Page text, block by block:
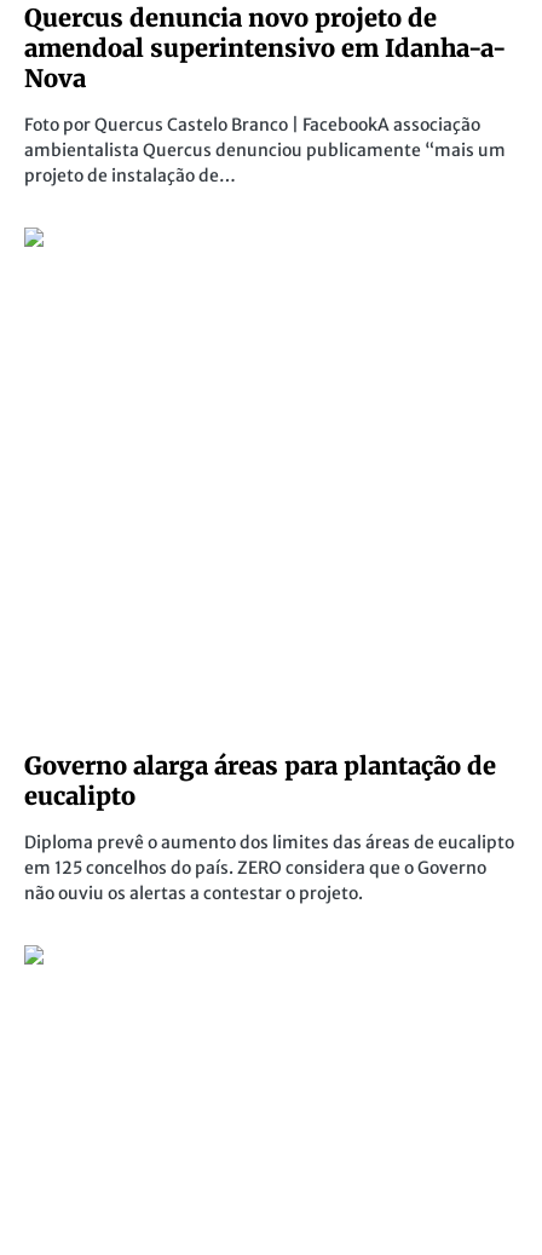
Quercus denuncia novo projeto de
amendoal superintensivo em Idanha-a-
Nova
Foto por Quercus Castelo Branco | FacebookA associação
ambientalista Quercus denunciou publicamente “mais um
projeto de instalação de…
Governo alarga áreas para plantação de
eucalipto
Diploma prevê o aumento dos limites das áreas de eucalipto
em 125 concelhos do país. ZERO considera que o Governo
não ouviu os alertas a contestar o projeto.